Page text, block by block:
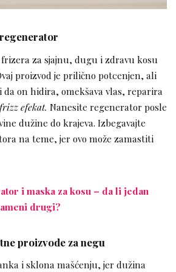
za sjajnu, dugu i zdravu kosu
proizvod je prilično potcenjen, ali
da on hidira, omekšava vlas, reparira
frizz efekat. Nanesite regenerator posle
dužine do krajeva. Izbegavajte
na teme, jer ovo može zamastiti
i maska za kosu – da li jedan
drugi?
proizvode za negu
i sklona mašćenju, jer dužina